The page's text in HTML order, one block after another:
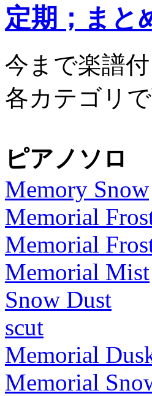
定期；まと
今まで楽譜
各カテゴリ
ピアノソロ
Memory Snow
Memorial
Memorial
Memorial Mist
Snow Dust
scut
Memorial
Memorial